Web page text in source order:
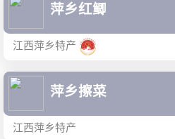
萍乡红鲫
江西萍乡特产
萍乡擦菜
江西萍乡特产